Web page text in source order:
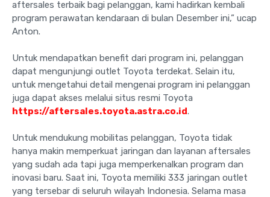
aftersales terbaik bagi pelanggan, kami hadirkan kembali
program perawatan kendaraan di bulan Desember ini,” ucap
Anton.
Untuk mendapatkan benefit dari program ini, pelanggan
dapat mengunjungi outlet Toyota terdekat. Selain itu,
untuk mengetahui detail mengenai program ini pelanggan
juga dapat akses melalui situs resmi Toyota
https://aftersales.toyota.astra.co.id.
Untuk mendukung mobilitas pelanggan, Toyota tidak
hanya makin memperkuat jaringan dan layanan aftersales
yang sudah ada tapi juga memperkenalkan program dan
inovasi baru. Saat ini, Toyota memiliki 333 jaringan outlet
yang tersebar di seluruh wilayah Indonesia. Selama masa